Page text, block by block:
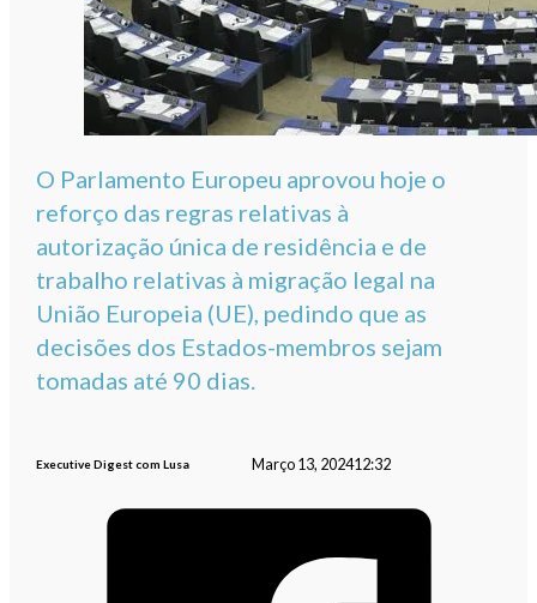
O Parlamento Europeu aprovou hoje o
reforço das regras relativas à
autorização única de residência e de
trabalho relativas à migração legal na
União Europeia (UE), pedindo que as
decisões dos Estados-membros sejam
tomadas até 90 dias.
Executive Digest com Lusa Março 13, 202412:32